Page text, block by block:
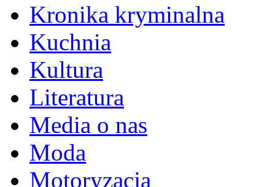
Kronika kryminalna
Kuchnia
Kultura
Literatura
Media o nas
Moda
Motoryzacja